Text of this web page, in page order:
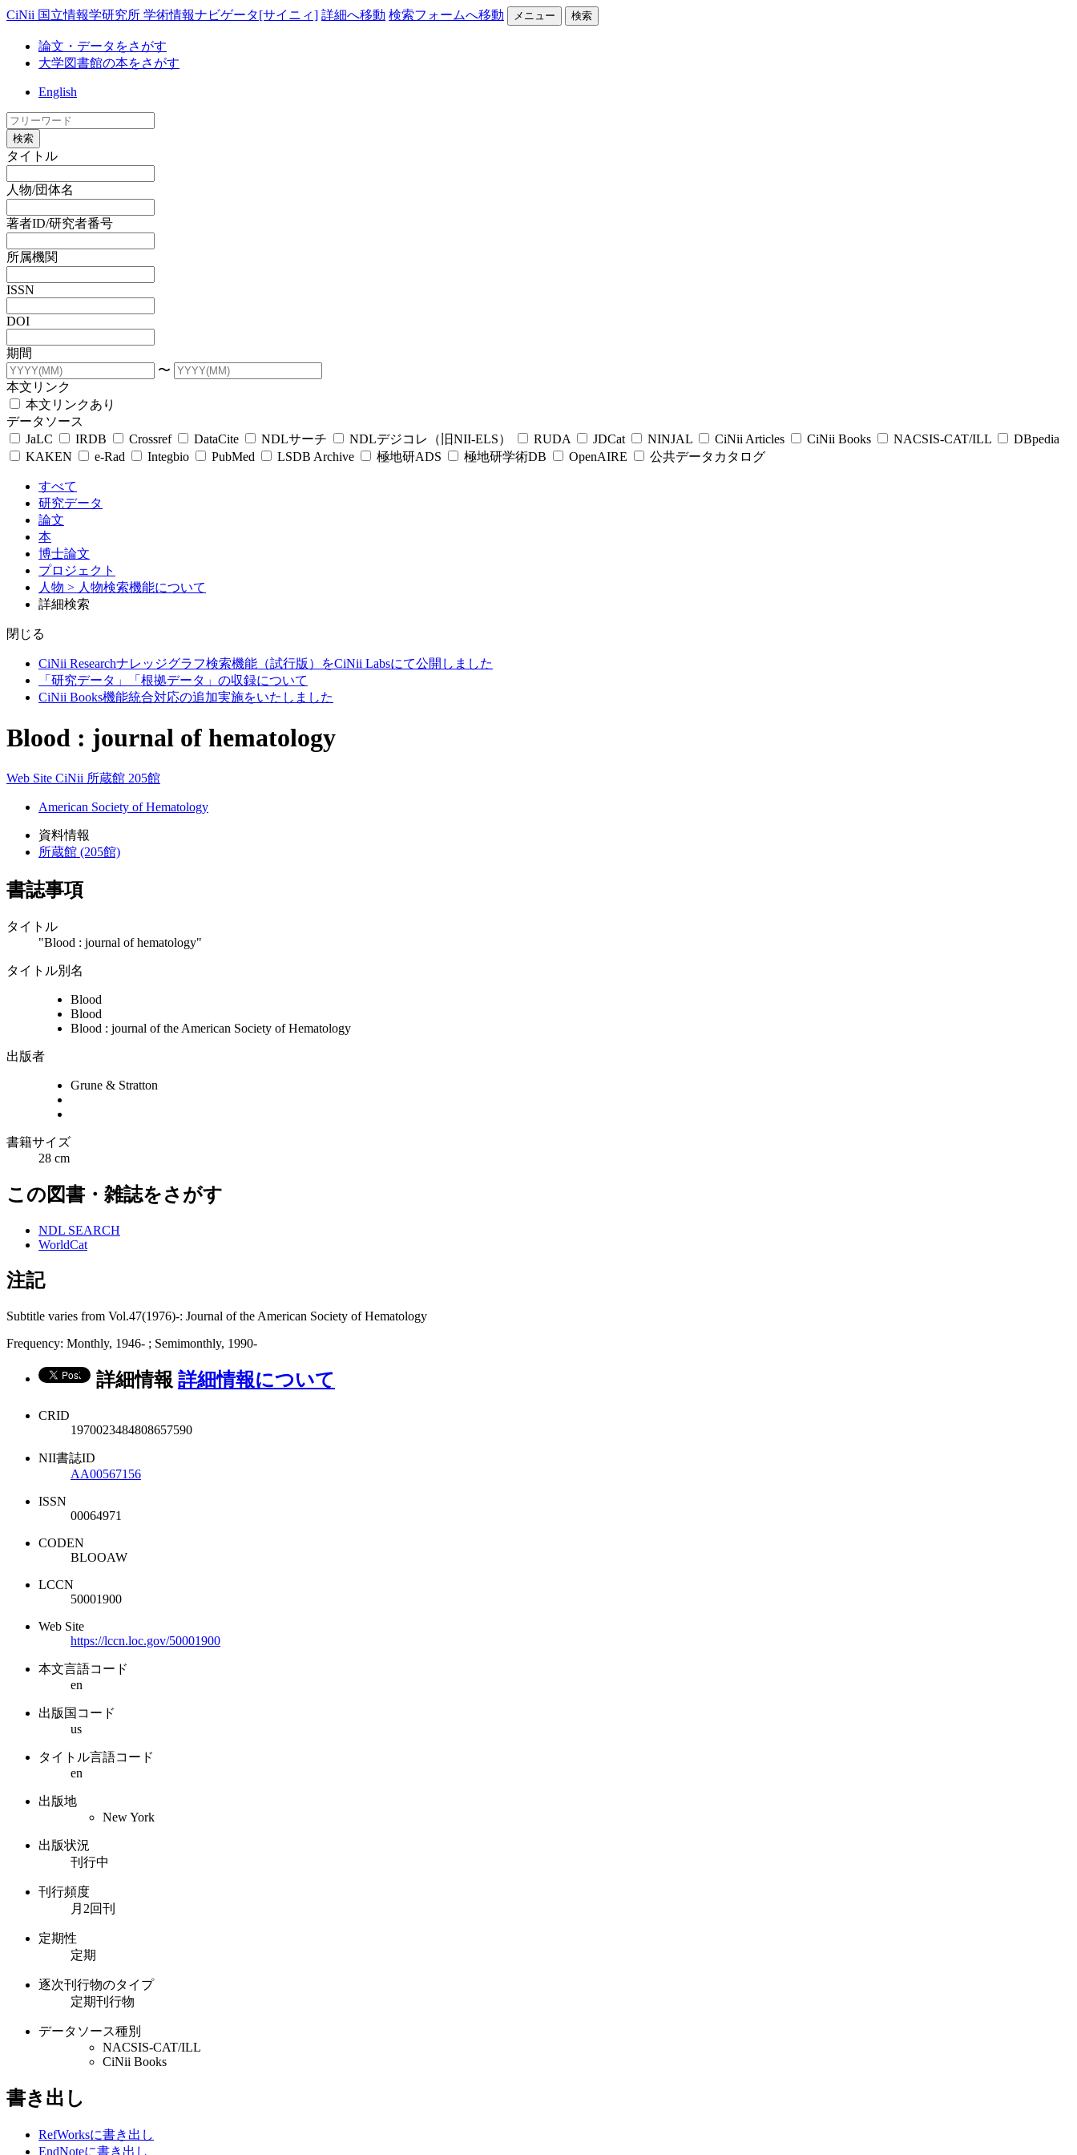
CiNii 国立情報学研究所 学術情報ナビゲータ[サイニィ] 詳細へ移動 検索フォームへ移動 メニュー 検索
論文・データをさがす
大学図書館の本をさがす
English
検索
タイトル
人物/団体名
著者ID/研究者番号
所属機関
ISSN
DOI
期間
〜
本文リンク
本文リンクあり
データソース
JaLC
IRDB Crossref DataCite NDLサーチ NDLデジコレ（旧NII-ELS） RUDA JDCat NINJAL CiNii Articles CiNii Books NACSIS-CAT/ILL
DBpedia
KAKEN
e-Rad Integbio PubMed LSDB Archive 極地研ADS 極地研学術DB OpenAIRE 公共データカタログ
すべて
研究データ
論文
本
博士論文
プロジェクト
人物 > 人物検索機能について
詳細検索
閉じる
CiNii Researchナレッジグラフ検索機能（試行版）をCiNii Labsにて公開しました
「研究データ」「根拠データ」の収録について
CiNii Books機能統合対応の追加実施をいたしました
Blood : journal of hematology
Web Site CiNii 所蔵館 205館
American Society of Hematology
資料情報
所蔵館 (205館)
書誌事項
タイトル
"Blood : journal of hematology"
タイトル別名
Blood
Blood
Blood : journal of the American Society of Hematology
出版者
Grune & Stratton
書籍サイズ
28 cm
この図書・雑誌をさがす
NDL SEARCH
WorldCat
注記
Subtitle varies from Vol.47(1976)-: Journal of the American Society of Hematology
Frequency: Monthly, 1946- ; Semimonthly, 1990-
詳細情報 詳細情報について
CRID
1970023484808657590
NII書誌ID
AA00567156
ISSN
00064971
CODEN
BLOOAW
LCCN
50001900
Web Site
https://lccn.loc.gov/50001900
本文言語コード
en
出版国コード
us
タイトル言語コード
en
出版地
New York
出版状況
刊行中
刊行頻度
月2回刊
定期性
定期
逐次刊行物のタイプ
定期刊行物
データソース種別
NACSIS-CAT/ILL
CiNii Books
書き出し
RefWorksに書き出し
EndNoteに書き出し